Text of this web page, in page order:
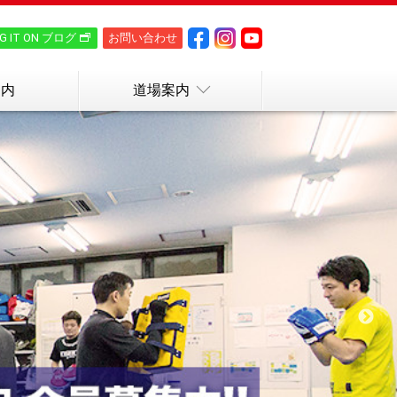
道場案内
IT ON ブログ お問い合わせ